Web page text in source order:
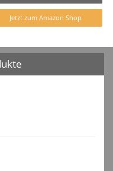
Jetzt zum Amazon Shop